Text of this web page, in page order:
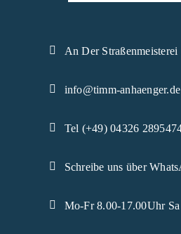
An Der
info@timm-anhaenger.de
Tel (+49) 04326
Schreibe uns über
Mo-Fr 8.00-17.00Uhr